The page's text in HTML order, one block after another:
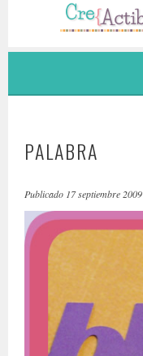
contenido.
PALABRA
Publicado 17 septiembre 2009